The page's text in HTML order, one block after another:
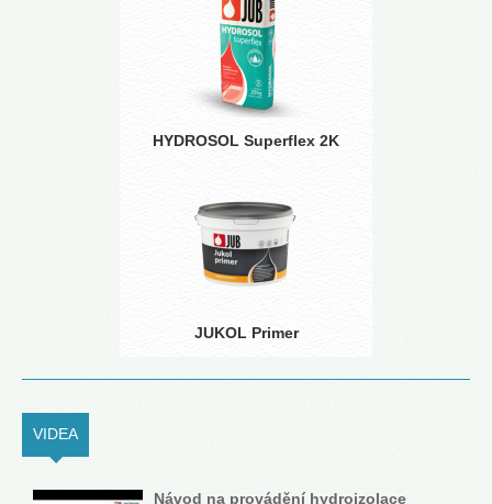
HYDROSOL Superflex 2K
JUKOL Primer
VIDEA(ACTIVE TAB)
Návod na provádění hydroizolace